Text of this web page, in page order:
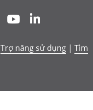
Bluesky Youtube
Trợ năng sử dụng | Tìm